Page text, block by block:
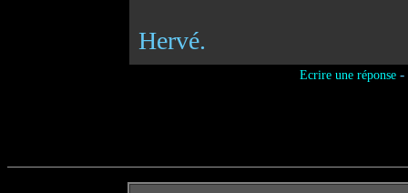
Hervé.
Ecrire une réponse-